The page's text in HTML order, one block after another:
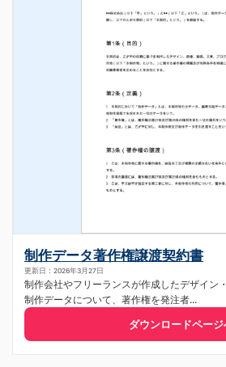
制作データ著作権譲渡契約書
更新日：2026年3月27日
制作会社やフリーランスが作成したデザイン
制作データについて、著作権を発注者...
ダウンロードページ